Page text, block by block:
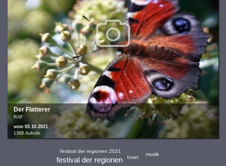
Der Flatterer
RAF
vom 05.10.2021
1368 Aufrufe
festival der regionen Insel
festival der regionen 2021
musik